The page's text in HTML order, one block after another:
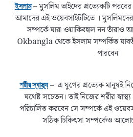
ইসলাম– মুসলিম ভাইদের প্রত্যেকটি
আমাদের এই ওয়েবসাইটটিতে ।
সম্পর্কে যারা ওয়াকিবহাল নন তাঁরাও
Okbangla থেকে ইসলাম সম্পর্কিত
পারবেন।
শরীর স্বাস্থ্য– এ যুগের প্রত্যেক মানুষই
যথেষ্ট সচেতন। তাই নিজের শরীর
পরিচালিত করবেন সে সম্পর্কে এই
সঠিক চিকিৎসা সম্পর্কেও